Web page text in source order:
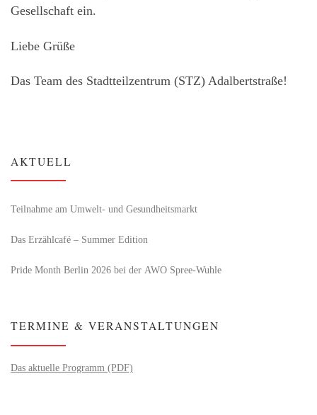
Gesellschaft ein.
Liebe Grüße
Das Team des Stadtteilzentrum (STZ) Adalbertstraße!
AKTUELL
Teilnahme am Umwelt- und Gesundheitsmarkt
Das Erzählcafé – Summer Edition
Pride Month Berlin 2026 bei der AWO Spree-Wuhle
TERMINE & VERANSTALTUNGEN
Das aktuelle Programm (PDF)